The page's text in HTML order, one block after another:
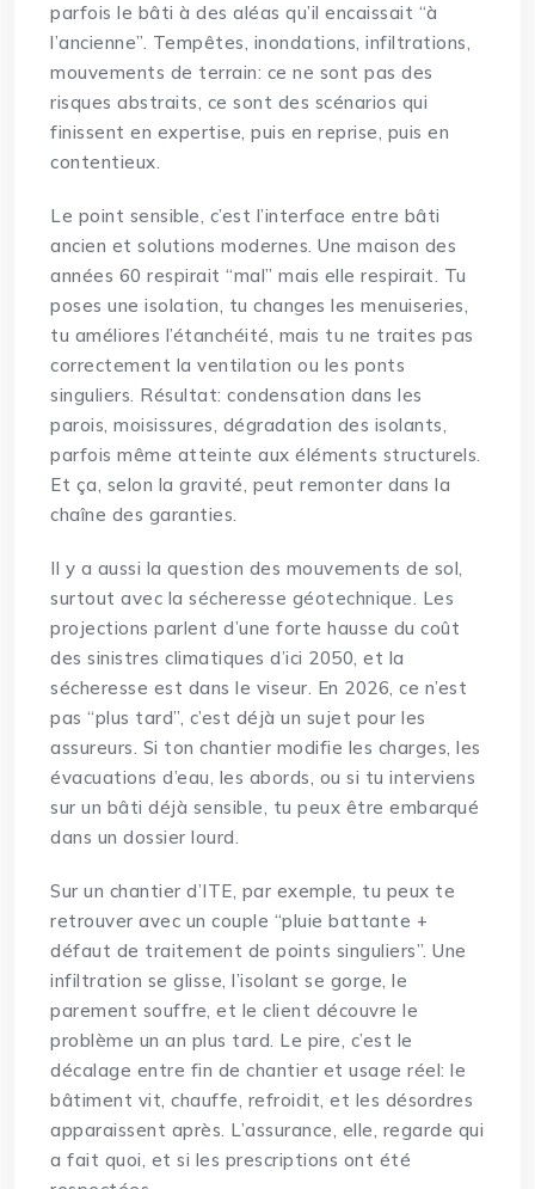
parfois le bâti à des aléas qu’il encaissait “à
l’ancienne”. Tempêtes, inondations, infiltrations,
mouvements de terrain: ce ne sont pas des
risques abstraits, ce sont des scénarios qui
finissent en expertise, puis en reprise, puis en
contentieux.
Le point sensible, c’est l’interface entre bâti
ancien et solutions modernes. Une maison des
années 60 respirait “mal” mais elle respirait. Tu
poses une isolation, tu changes les menuiseries,
tu améliores l’étanchéité, mais tu ne traites pas
correctement la ventilation ou les ponts
singuliers. Résultat: condensation dans les
parois, moisissures, dégradation des isolants,
parfois même atteinte aux éléments structurels.
Et ça, selon la gravité, peut remonter dans la
chaîne des garanties.
Il y a aussi la question des mouvements de sol,
surtout avec la sécheresse géotechnique. Les
projections parlent d’une forte hausse du coût
des sinistres climatiques d’ici 2050, et la
sécheresse est dans le viseur. En 2026, ce n’est
pas “plus tard”, c’est déjà un sujet pour les
assureurs. Si ton chantier modifie les charges, les
évacuations d’eau, les abords, ou si tu interviens
sur un bâti déjà sensible, tu peux être embarqué
dans un dossier lourd.
Sur un chantier d’ITE, par exemple, tu peux te
retrouver avec un couple “pluie battante +
défaut de traitement de points singuliers”. Une
infiltration se glisse, l’isolant se gorge, le
parement souffre, et le client découvre le
problème un an plus tard. Le pire, c’est le
décalage entre fin de chantier et usage réel: le
bâtiment vit, chauffe, refroidit, et les désordres
apparaissent après. L’assurance, elle, regarde qui
a fait quoi, et si les prescriptions ont été